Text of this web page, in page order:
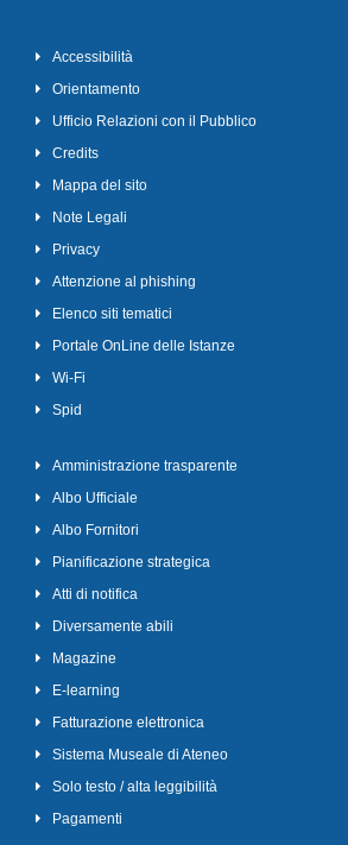
Accessibilità
Orientamento
Ufficio Relazioni con il Pubblico
Credits
Mappa del sito
Note Legali
Privacy
Attenzione al phishing
Elenco siti tematici
Portale OnLine delle Istanze
Wi-Fi
Spid
Amministrazione trasparente
Albo Ufficiale
Albo Fornitori
Pianificazione strategica
Atti di notifica
Diversamente abili
Magazine
E-learning
Fatturazione elettronica
Sistema Museale di Ateneo
Solo testo / alta leggibilità
Pagamenti